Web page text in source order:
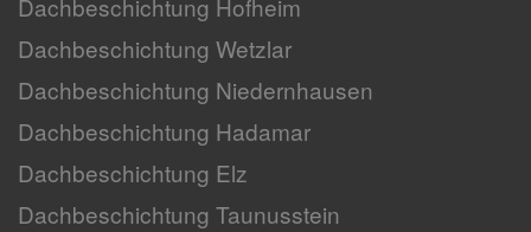
Dachbeschichtung Hofheim
Dachbeschichtung Wetzlar
Dachbeschichtung Niedernhausen
Dachbeschichtung Hadamar
Dachbeschichtung Elz
Dachbeschichtung Taunusstein